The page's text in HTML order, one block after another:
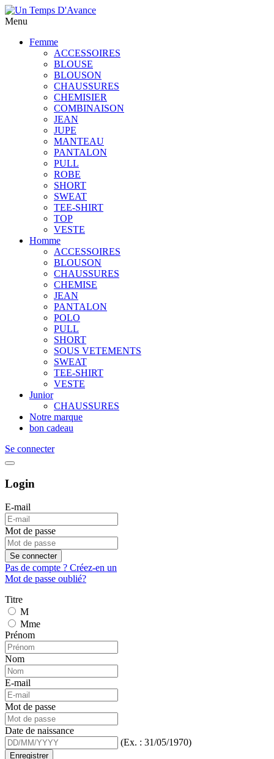
Menu
Femme
ACCESSOIRES
BLOUSE
BLOUSON
CHAUSSURES
CHEMISIER
COMBINAISON
JEAN
JUPE
MANTEAU
PANTALON
PULL
ROBE
SHORT
SWEAT
TEE-SHIRT
TOP
VESTE
Homme
ACCESSOIRES
BLOUSON
CHAUSSURES
CHEMISE
JEAN
PANTALON
POLO
PULL
SHORT
SOUS VETEMENTS
SWEAT
TEE-SHIRT
VESTE
Junior
CHAUSSURES
Notre marque
bon cadeau
Se connecter
Login
E-mail
Mot de passe
Se connecter
Pas de compte ? Créez-en un
Mot de passe oublié?
Titre
M
Mme
Prénom
Nom
E-mail
Mot de passe
Date de naissance
(Ex. : 31/05/1970)
Enregistrer